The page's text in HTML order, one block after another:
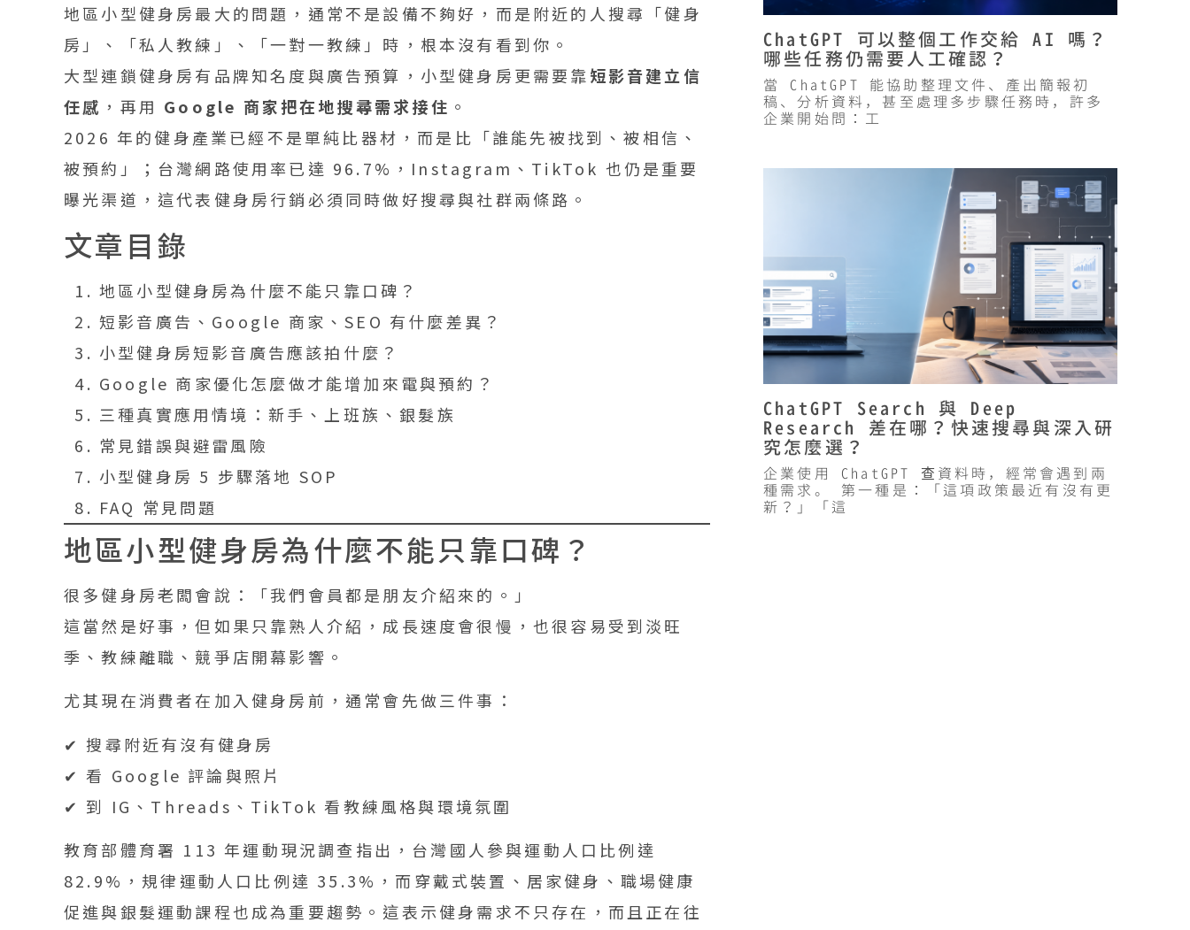
中小企業數位轉型領導品牌
地區小型健身房最大的問題，通常不是設備不夠好，而是附近的人搜尋「健身
房」、「私人教練」、「一對一教練」時，根本沒有看到你。
大型連鎖健身房有品牌知名度與廣告預算，小型健身房更需要靠 短影音建立信
任感 ，再用 Google 商家把在地搜尋需求接住 。
2026 年的健身產業已經不是單純比器材，而是比「誰能先被找到、被相信、
被預約」；台灣網路使用率已達 96.7%，Instagram、TikTok 也仍是重要
曝光渠道，這代表健身房行銷必須同時做好搜尋與社群兩條路。
文章目錄
地區小型健身房為什麼不能只靠口碑？
短影音廣告、Google 商家、SEO 有什麼差異？
小型健身房短影音廣告應該拍什麼？
Google 商家優化怎麼做才能增加來電與預約？
三種真實應用情境：新手、上班族、銀髮族
常見錯誤與避雷風險
小型健身房 5 步驟落地 SOP
FAQ 常見問題
地區小型健身房為什麼不能只靠口碑？
很多健身房老闆會說：「我們會員都是朋友介紹來的。」
這當然是好事，但如果只靠熟人介紹，成長速度會很慢，也很容易受到淡旺
季、教練離職、競爭店開幕影響。
尤其現在消費者在加入健身房前，通常會先做三件事：
✔ 搜尋附近有沒有健身房
✔ 看 Google 評論與照片
✔ 到 IG、Threads、TikTok 看教練風格與環境氛圍
教育部體育署 113 年運動現況調查指出，台灣國人參與運動人口比例達
82.9%，規律運動人口比例達 35.3%，而穿戴式裝置、居家健身、職場健康
促進與銀髮運動課程也成為重要趨勢。這表示健身需求不只存在，而且正在往
ChatGPT 可以整個工作交給 AI 嗎？
哪些任務仍需要人工確認？
當 ChatGPT 能協助整理文件、產出簡報初
稿、分析資料，甚至處理多步驟任務時，許多
企業開始問：工
ChatGPT Search 與 Deep
Research 差在哪？快速搜尋與深入研
究怎麼選？
企業使用 ChatGPT 查資料時，經常會遇到兩
種需求。 第一種是：「這項政策最近有沒有更
新？」「這